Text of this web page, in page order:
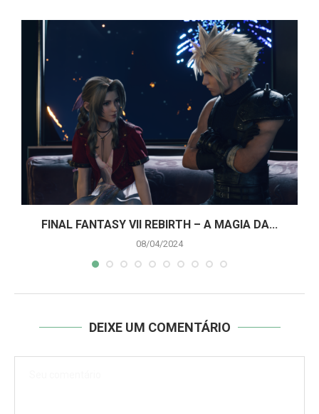
FINAL FANTASY VII REBIRTH – A MAGIA DA...
08/04/2024
DEIXE UM COMENTÁRIO